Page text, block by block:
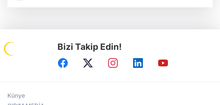
Bizi Takip Edin!
Künye